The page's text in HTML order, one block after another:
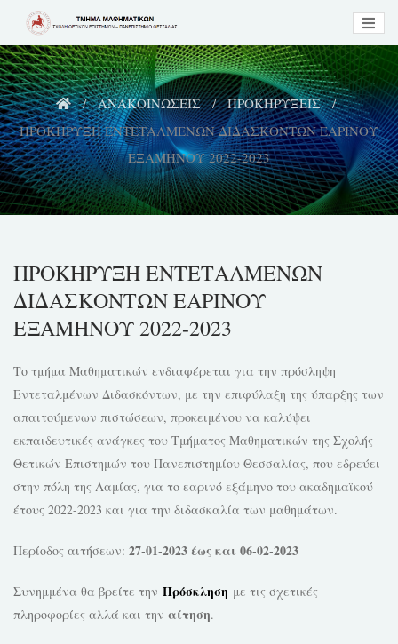
content
ΑΝΑΚΟΙΝΩΣΕΙΣ
ΠΡΟΚΗΡΥΞΕΙΣ
ΠΡΟΚΗΡΥΞΗ ΕΝΤΕΤΑΛΜΕΝΩΝ ΔΙΔΑΣΚΟΝΤΩΝ ΕΑΡΙΝΟΥ
ΕΞΑΜΗΝΟΥ 2022-2023
ΠΡΟΚΗΡΥΞΗ ΕΝΤΕΤΑΛΜΕΝΩΝ
ΔΙΔΑΣΚΟΝΤΩΝ ΕΑΡΙΝΟΥ
ΕΞΑΜΗΝΟΥ 2022-2023
Το τμήμα Μαθηματικών ενδιαφέρεται για την πρόσληψη
Εντεταλμένων Διδασκόντων, με την επιφύλαξη της ύπαρξης των
απαιτούμενων πιστώσεων, προκειμένου να καλύψει
εκπαιδευτικές ανάγκες του Τμήματος Μαθηματικών της Σχολής
Θετικών Επιστημών του Πανεπιστημίου Θεσσαλίας, που εδρεύει
στην πόλη της Λαμίας, για το εαρινό εξάμηνο του ακαδημαϊκού
έτους 2022-2023 και για την διδασκαλία των μαθημάτων.
Περίοδος αιτήσεων: 27-01-2023 έως και 06-02-2023
Συνημμένα θα βρείτε την Πρόσκληση με τις σχετικές
πληροφορίες αλλά και την αίτηση.